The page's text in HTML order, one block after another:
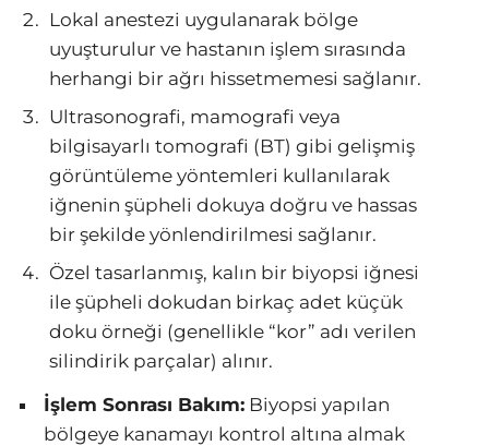
Lokal anestezi uygulanarak bölge
uyuşturulur ve hastanın işlem sırasında
herhangi bir ağrı hissetmemesi sağlanır.
Ultrasonografi, mamografi veya
bilgisayarlı tomografi (BT) gibi gelişmiş
görüntüleme yöntemleri kullanılarak
iğnenin şüpheli dokuya doğru ve hassas
bir şekilde yönlendirilmesi sağlanır.
Özel tasarlanmış, kalın bir biyopsi iğnesi
ile şüpheli dokudan birkaç adet küçük
doku örneği (genellikle “kor” adı verilen
silindirik parçalar) alınır.
İşlem Sonrası Bakım: Biyopsi yapılan
bölgeye kanamayı kontrol altına almak